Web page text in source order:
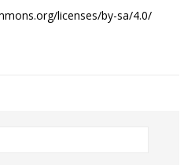
licenses/by-sa/4.0/